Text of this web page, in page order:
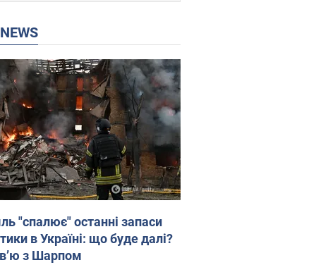
NEWS
"спалює" останні запаси
в Україні: що буде далі?
з Шарпом